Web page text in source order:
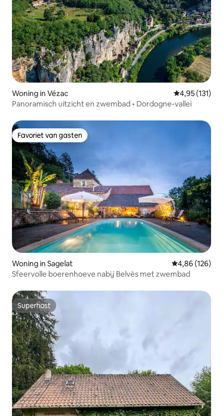
Woning in Vézac Gemiddelde
4,95 (131)
Panoramisch uitzicht en zwembad • Dordogne-vallei
Favoriet van gasten
Favoriet van gasten
Woning in Sagelat Gemiddelde
4,86 (126)
Sfeervolle boerenhoeve nabij Belvès met zwembad
Superhost
Superhost